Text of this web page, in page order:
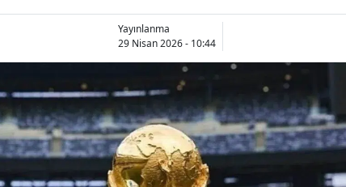
Bitlis
Bolu
Burdur
Bursa
Çanakkale
Yayınlanma
29 Nisan 2026 - 10:44